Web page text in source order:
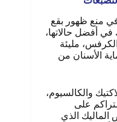
منع ظهور بقع
في أفضل حالاتها،
مليئة
الأسنان من
والكالسيوم،
على
الذي